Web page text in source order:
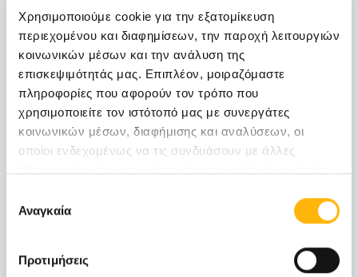
Χρησιμοποιούμε cookie για την εξατομίκευση
περιεχομένου και διαφημίσεων, την παροχή λειτουργιών
κοινωνικών μέσων και την ανάλυση της
επισκεψιμότητάς μας. Επιπλέον, μοιραζόμαστε
πληροφορίες που αφορούν τον τρόπο που
χρησιμοποιείτε τον ιστότοπό μας με συνεργάτες
κοινωνικών μέσων, διαφήμισης και αναλύσεων, οι
οποίοι ενδεχομένως να τις συνδυάσουν με άλλες
των υπηρεσιών τους.
συγκατάθεσης
Αναγκαία
Προτιμήσεις
06
Νοεμβρίου
06 - 07 ΝΟΕ
ΓΕΝΙΚΗ ΚΛΙΝΙΚΗ
ΙΑΣΩ Γενική Κλινική: Επιστημονική
Διημερίδα «Γυναικολογικές νεοπλασίες και
Θεραπευτικά διλήμματα και νεότερα
Μάθετε Περισσότερα